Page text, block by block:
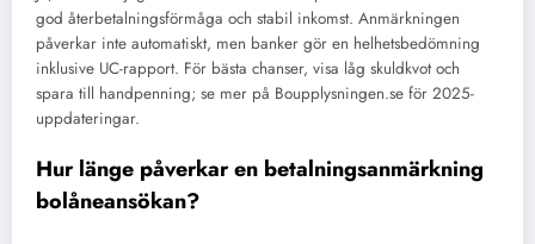
god återbetalningsförmåga och stabil inkomst. Anmärkningen
påverkar inte automatiskt, men banker gör en helhetsbedömning
inklusive UC-rapport. För bästa chanser, visa låg skuldkvot och
spara till handpenning; se mer på Boupplysningen.se för 2025-
uppdateringar.
Hur länge påverkar en betalningsanmärkning
bolåneansökan?